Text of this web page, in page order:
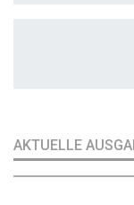
AKTUELLE